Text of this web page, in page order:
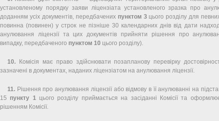
установленому порядку заяви ліцензіата установленого зразка про
доданням усіх документів, передбачених пунктом 3 цього розділу для
повинна (повинен) у строк не пізніше 30 календарних днів від дати
анулювання ліцензії та цих документів прийняти рішення про
випадку, передбаченого пунктом 10 цього розділу).
10. Комісія має право здійснювати позапланову перевірку
зазначені в документах, наданих ліцензіатом на анулювання ліцензії.
11. Рішення про анулювання ліцензії або відмову в її анулюванні на
15 пункту 1цього розділу приймається на засіданні Комісії та
рішенням Комісії.